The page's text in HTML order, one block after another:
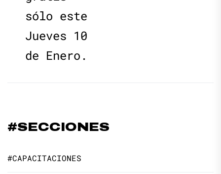
sólo este
Jueves 10
de Enero.
#SECCIONES
#CAPACITACIONES